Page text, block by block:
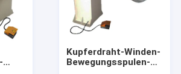
Kupferdraht-Winden-
Bewegungsspulen-